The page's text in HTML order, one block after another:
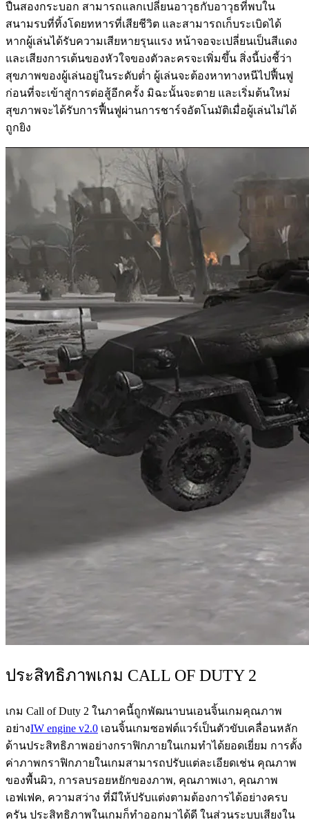
ปืนสองกระบอก สามารถแลกเปลี่ยนอาวุธกับอาวุธที่พบใน
สนามรบที่ทิ้งโดยทหารที่เสียชีวิต และสามารถเก็บระเบิดได้
หากผู้เล่นได้รับความเสียหายรุนแรง หน้าจอจะเปลี่ยนเป็นสีแดง
และเสียงการเต้นของหัวใจของตัวละครจะเพิ่มขึ้น สิ่งนี้บ่งชี้ว่า
สุขภาพของผู้เล่นอยู่ในระดับต่ำ ผู้เล่นจะต้องหาทางหนีไปฟื้นฟู
ก่อนที่จะเข้าสู่การต่อสู้อีกครั้ง มิฉะนั้นจะตาย และเริ่มต้นใหม่
สุขภาพจะได้รับการฟื้นฟูผ่านการชาร์จอัตโนมัติเมื่อผู้เล่นไม่ได้
ถูกยิง
ประสิทธิภาพเกม CALL OF DUTY 2
เกม Call of Duty 2 ในภาคนี้ถูกพัฒนาบนเอนจิ้นเกมคุณภาพ
อย่างIW engine v2.0 เอนจิ้นเกมซอฟต์แวร์เป็นตัวขับเคลื่อนหลัก
ด้านประสิทธิภาพอย่างกราฟิกภายในเกมทำได้ยอดเยี่ยม การตั้ง
ค่าภาพกราฟิกภายในเกมสามารถปรับแต่ละเอียดเช่น คุณภาพ
ของพื้นผิว, การลบรอยหยักของภาพ, คุณภาพเงา, คุณภาพ
เอฟเฟค, ความสว่าง ที่มีให้ปรับแต่งตามต้องการได้อย่างครบ
ครัน ประสิทธิภาพในเกมก็ทำออกมาได้ดี ในส่วนระบบเสียงใน